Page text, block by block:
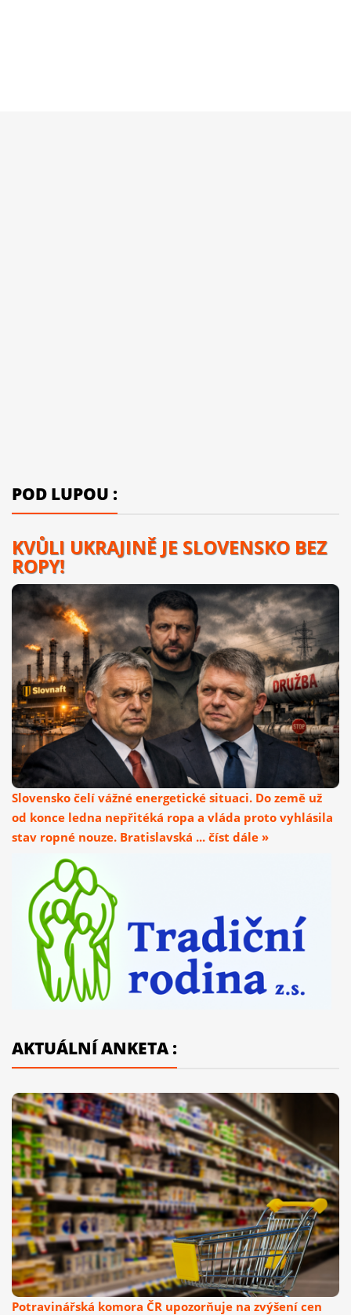
POD LUPOU :
KVŮLI UKRAJINĚ JE SLOVENSKO BEZ
ROPY!
Slovensko čelí vážné energetické situaci. Do země už
od konce ledna nepřitéká ropa a vláda proto vyhlásila
stav ropné nouze. Bratislavská ... číst dále »
AKTUÁLNÍ ANKETA :
Potravinářská komora ČR upozorňuje na zvýšení cen